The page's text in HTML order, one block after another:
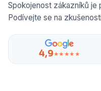
Spokojenost zákazníků je
Podívejte se na
4,9★★★★★